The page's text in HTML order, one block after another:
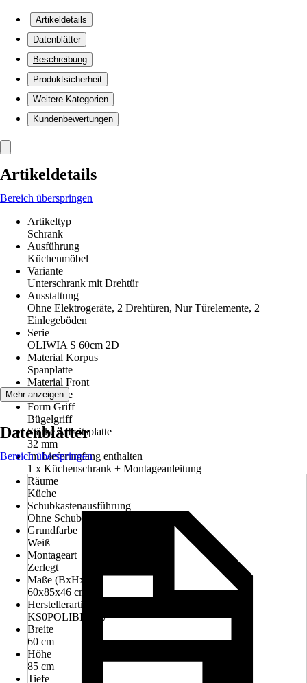
Artikeldetails
Datenblätter
Beschreibung
Produktsicherheit
Weitere Kategorien
Kundenbewertungen
Artikeldetails
Bereich überspringen
Artikeltyp
Schrank
Ausführung
Küchenmöbel
Variante
Unterschrank mit Drehtür
Ausstattung
Ohne Elektrogeräte, 2 Drehtüren, Nur Türelemente, 2
Einlegeböden
Serie
OLIWIA S 60cm 2D
Material Korpus
Spanplatte
Material Front
Spanplatte
Form Griff
Bügelgriff
Stärke Arbeitsplatte
32 mm
Im Lieferumfang enthalten
1 x Küchenschrank + Montageanleitung
Räume
Küche
Schubkastenausführung
Ohne Schubkasten
Grundfarbe
Weiß
Montageart
Zerlegt
Maße (BxHxT)
60x85x46 cm
Herstellerartikelnummer
KS0POLIBIA007
Breite
60 cm
Höhe
85 cm
Tiefe
Mehr anzeigen
Datenblätter
Bereich überspringen